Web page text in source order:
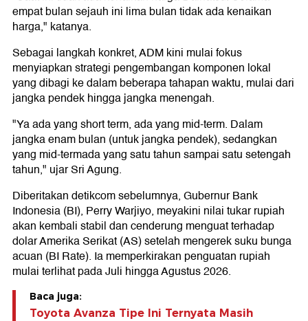
empat bulan sejauh ini lima bulan tidak ada kenaikan
harga," katanya.
Sebagai langkah konkret, ADM kini mulai fokus
menyiapkan strategi pengembangan komponen lokal
yang dibagi ke dalam beberapa tahapan waktu, mulai dari
jangka pendek hingga jangka menengah.
"Ya ada yang short term, ada yang mid-term. Dalam
jangka enam bulan (untuk jangka pendek), sedangkan
yang mid-termada yang satu tahun sampai satu setengah
tahun," ujar Sri Agung.
Diberitakan detikcom sebelumnya, Gubernur Bank
Indonesia (BI), Perry Warjiyo, meyakini nilai tukar rupiah
akan kembali stabil dan cenderung menguat terhadap
dolar Amerika Serikat (AS) setelah mengerek suku bunga
acuan (BI Rate). Ia memperkirakan penguatan rupiah
mulai terlihat pada Juli hingga Agustus 2026.
Baca juga:
Toyota Avanza Tipe Ini Ternyata Masih